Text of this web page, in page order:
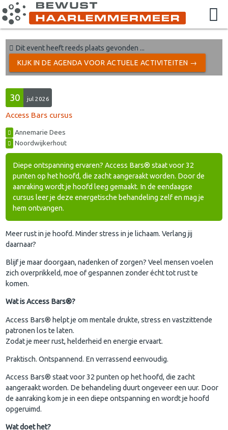
Dit event heeft reeds plaats gevonden ...
KIJK IN DE AGENDA VOOR ACTUELE ACTIVITEITEN →
30 jul 2026
Access Bars cursus
Annemarie Dees
Noordwijkerhout
Diepe ontspanning ervaren? Access Bars® staat voor 32
punten op het hoofd, die zacht aangeraakt worden. Door de
aanraking wordt je hoofd leeg gemaakt. In de eendaagse
cursus leer je deze energetische behandeling zelf en mag je
hem ontvangen.
Meer rust in je hoofd. Minder stress in je lichaam. Verlang jij
daarnaar?
Blijf je maar doorgaan, nadenken of zorgen? Veel mensen voelen
zich overprikkeld, moe of gespannen zonder écht tot rust te
komen.
Wat is Access Bars®?
Access Bars® helpt je om mentale drukte, stress en vastzittende
patronen los te laten.
Zodat je meer rust, helderheid en energie ervaart.
Praktisch. Ontspannend. En verrassend eenvoudig.
Access Bars® staat voor 32 punten op het hoofd, die zacht
aangeraakt worden. De behandeling duurt ongeveer een uur. Door
de aanraking kom je in een diepe ontspanning en wordt je hoofd
opgeruimd.
Wat doet het?